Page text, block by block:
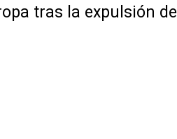
tras la expulsión de